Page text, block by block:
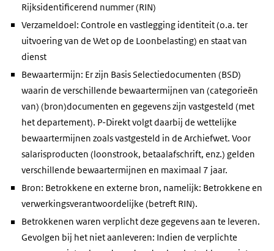
Rijksidentificerend nummer (RIN)
Verzameldoel: Controle en vastlegging identiteit (o.a. ter
uitvoering van de Wet op de Loonbelasting) en staat van
dienst
Bewaartermijn: Er zijn Basis Selectiedocumenten (BSD)
waarin de verschillende bewaartermijnen van (categorieën
van) (bron)documenten en gegevens zijn vastgesteld (met
het departement). P-Direkt volgt daarbij de wettelijke
bewaartermijnen zoals vastgesteld in de Archiefwet. Voor
salarisproducten (loonstrook, betaalafschrift, enz.) gelden
verschillende bewaartermijnen en maximaal 7 jaar.
Bron: Betrokkene en externe bron, namelijk: Betrokkene en
verwerkingsverantwoordelijke (betreft RIN).
Betrokkenen waren verplicht deze gegevens aan te leveren.
Gevolgen bij het niet aanleveren: Indien de verplichte